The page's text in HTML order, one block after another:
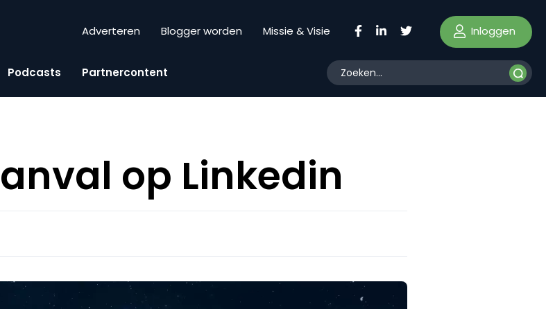
Adverteren Blogger worden Missie & Visie Inloggen
Podcasts Partnercontent
op Linkedin